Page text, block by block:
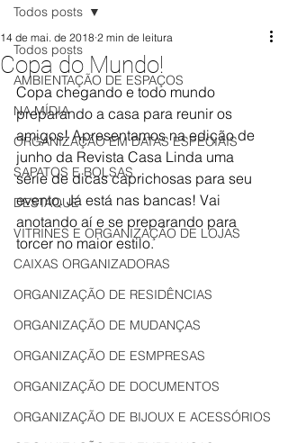
Todos posts
AMBIENTAÇÃO DE ESPAÇOS
NA MÍDIA
ORGANIZAÇÃO EM DATAS ESPECIAIS
SAPATOS E BOLSAS
DESTAQUE
VITRINES E ORGANIZAÇÃO DE LOJAS
CAIXAS ORGANIZADORAS
ORGANIZAÇÃO DE RESIDÊNCIAS
ORGANIZAÇÃO DE MUDANÇAS
ORGANIZAÇÃO DE ESMPRESAS
ORGANIZAÇÃO DE DOCUMENTOS
ORGANIZAÇÃO DE BIJOUX E ACESSÓRIOS
Todos posts
Copa do Mundo!
14 de mai. de 2018 2 min de leitura
Copa chegando e todo mundo
preparando a casa para reunir os
amigos! Apresentamos na edição de
junho da Revista Casa Linda uma
série de dicas caprichosas para seu
evento. Já está nas bancas! Vai
anotando aí e se preparando para
torcer no maior estilo.